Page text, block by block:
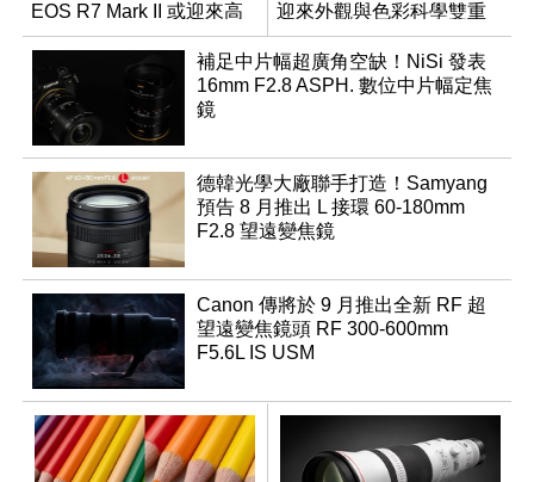
▲若不說，你應該很難想像該場景從壁
紙、窗戶裝飾、上海藝術品、2.5D油畫、
EOS R7 Mark II 或迎來高
速讀出升級
迎來外觀與色彩科學雙重
優化
補足中片幅超廣角空缺！NiSi 發表
16mm F2.8 ASPH. 數位中片幅定焦
鏡
德韓光學大廠聯手打造！Samyang
預告 8 月推出 L 接環 60-180mm
F2.8 望遠變焦鏡
Canon 傳將於 9 月推出全新 RF 超
望遠變焦鏡頭 RF 300-600mm
F5.6L IS USM